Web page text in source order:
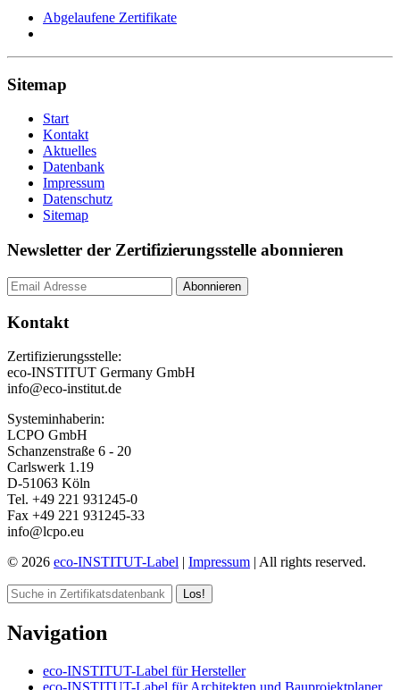
Abgelaufene Zertifikate
Sitemap
Start
Kontakt
Aktuelles
Datenbank
Impressum
Datenschutz
Sitemap
Newsletter der Zertifizierungsstelle abonnieren
Kontakt
Zertifizierungsstelle:
eco-INSTITUT Germany GmbH
info@eco-institut.de
Systeminhaberin:
LCPO GmbH
Schanzenstraße 6 - 20
Carlswerk 1.19
D-51063 Köln
Tel. +49 221 931245-0
Fax +49 221 931245-33
info@lcpo.eu
© 2026 eco-INSTITUT-Label | Impressum | All rights reserved.
Los!
Navigation
eco-INSTITUT-Label für Hersteller
eco-INSTITUT-Label für Architekten und Bauprojektplaner